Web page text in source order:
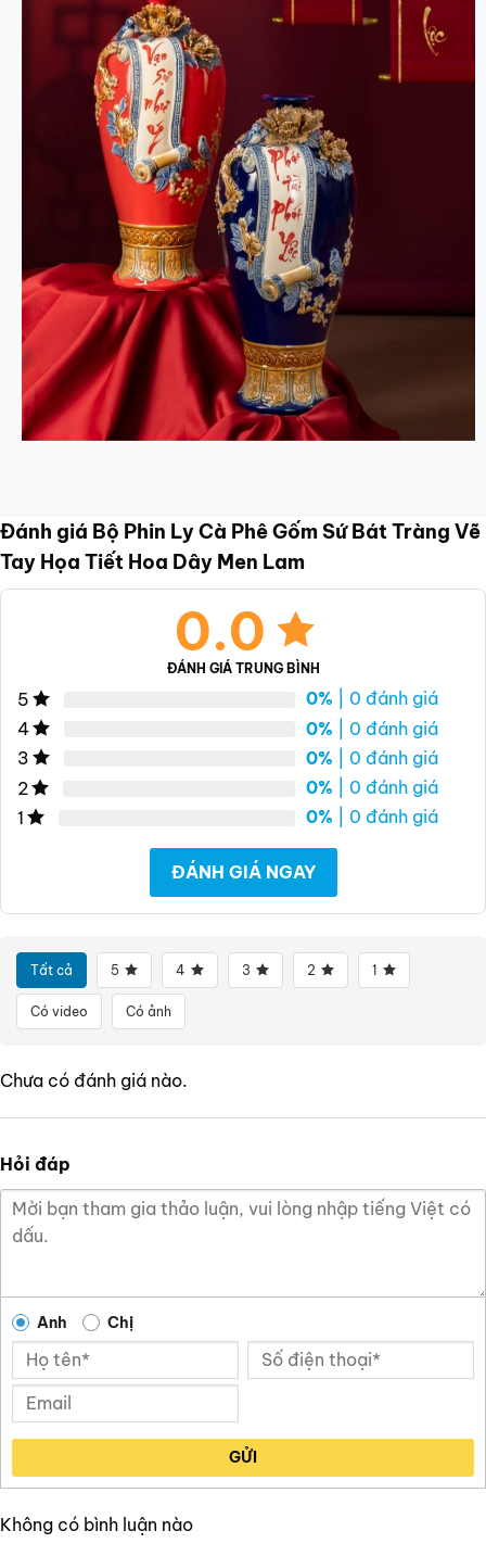
Đánh giá Bộ Phin Ly Cà Phê Gốm Sứ Bát Tràng Vẽ
Tay Họa Tiết Hoa Dây Men Lam
0.0
ĐÁNH GIÁ TRUNG BÌNH
5 0% | 0 đánh giá
4
0% | 0 đánh giá
3
0% | 0 đánh giá
2
0% | 0 đánh giá
1
0% | 0 đánh giá
ĐÁNH GIÁ NGAY
Tất cả 5 4 3 2 1
Có video Có ảnh
Chưa có đánh giá nào.
Hỏi đáp
Anh Chị
GỬI
Không có bình luận nào